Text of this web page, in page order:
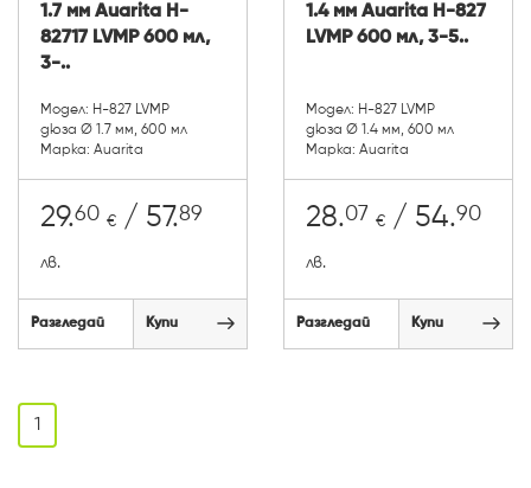
1.7 мм Auarita H-
82717 LVMP 600 мл,
3-..
Модел: H-827 LVMP
дюза Ø 1.7 мм, 600 мл
Марка: Auarita
29.60 € / 57.89
лв.
Разгледай Купи
1.4 мм Auarita H-827
LVMP 600 мл, 3-5..
Модел: H-827 LVMP
дюза Ø 1.4 мм, 600 мл
Марка: Auarita
28.07 € / 54.90
лв.
Разгледай Купи
1